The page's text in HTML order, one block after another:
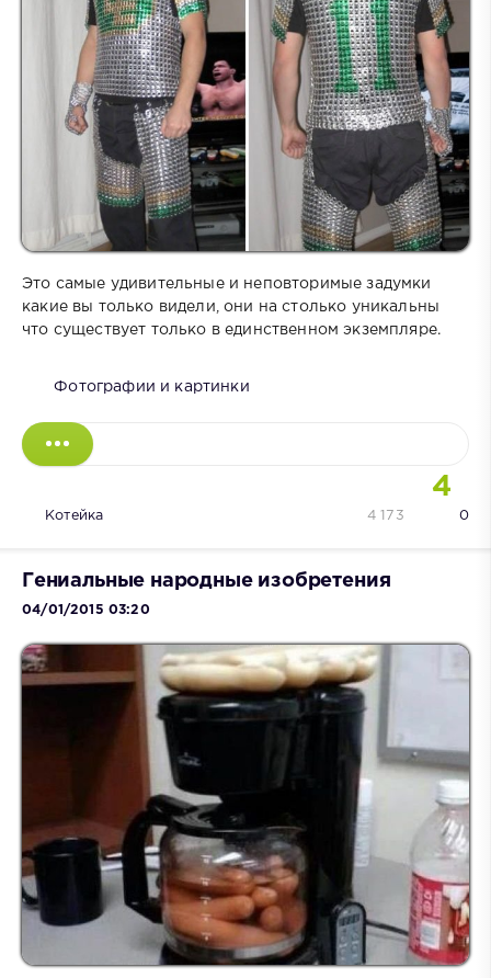
Это самые удивительные и неповторимые задумки
какие вы только видели, они на столько уникальны
что существует только в единственном экземпляре.
Фотографии и картинки
4
Котейка 0
4 173
Гениальные народные изобретения
04/01/2015 03:20